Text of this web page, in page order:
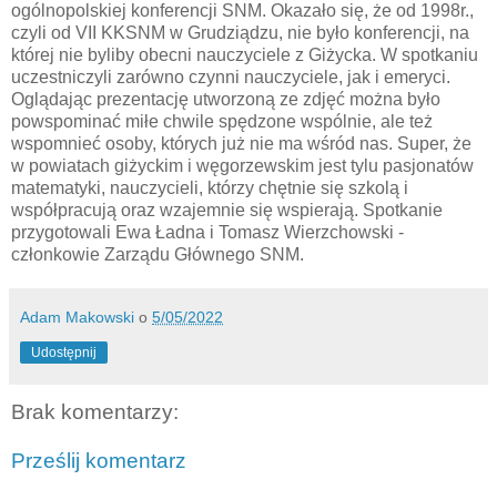
ogólnopolskiej konferencji SNM. Okazało się, że od 1998r.,
czyli od VII KKSNM w Grudziądzu, nie było konferencji, na
której nie byliby obecni nauczyciele z Giżycka. W spotkaniu
uczestniczyli zarówno czynni nauczyciele, jak i emeryci.
Oglądając prezentację utworzoną ze zdjęć można było
powspominać miłe chwile spędzone wspólnie, ale też
wspomnieć osoby, których już nie ma wśród nas. Super, że
w powiatach giżyckim i węgorzewskim jest tylu pasjonatów
matematyki, nauczycieli, którzy chętnie się szkolą i
współpracują oraz wzajemnie się wspierają. Spotkanie
przygotowali Ewa Ładna i Tomasz Wierzchowski -
członkowie Zarządu Głównego SNM.
Adam Makowski o 5/05/2022
Udostępnij
Brak komentarzy:
Prześlij komentarz